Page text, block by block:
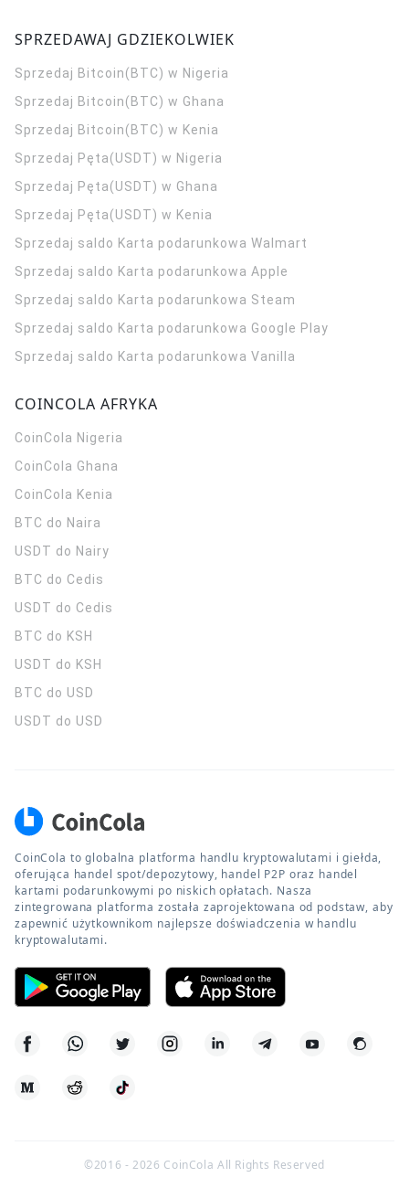
SPRZEDAWAJ GDZIEKOLWIEK
Sprzedaj Bitcoin(BTC) w Nigeria
Sprzedaj Bitcoin(BTC) w Ghana
Sprzedaj Bitcoin(BTC) w Kenia
Sprzedaj Pęta(USDT) w Nigeria
Sprzedaj Pęta(USDT) w Ghana
Sprzedaj Pęta(USDT) w Kenia
Sprzedaj saldo Karta podarunkowa Walmart
Sprzedaj saldo Karta podarunkowa Apple
Sprzedaj saldo Karta podarunkowa Steam
Sprzedaj saldo Karta podarunkowa Google Play
Sprzedaj saldo Karta podarunkowa Vanilla
COINCOLA AFRYKA
CoinCola Nigeria
CoinCola Ghana
CoinCola Kenia
BTC do Naira
USDT do Nairy
BTC do Cedis
USDT do Cedis
BTC do KSH
USDT do KSH
BTC do USD
USDT do USD
CoinCola to globalna platforma handlu kryptowalutami i giełda,
oferująca handel spot/depozytowy, handel P2P oraz handel
kartami podarunkowymi po niskich opłatach. Nasza
zintegrowana platforma została zaprojektowana od podstaw, aby
zapewnić użytkownikom najlepsze doświadczenia w handlu
kryptowalutami.
©2016 -2026 CoinCola All Rights Reserved